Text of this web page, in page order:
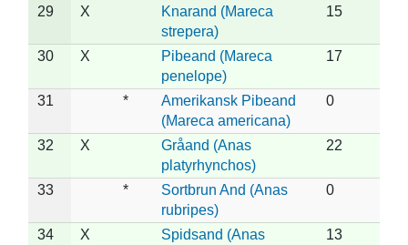
29 X
Knarand (Mareca
strepera)
15
30 X
Pibeand (Mareca
penelope)
17
31 *
Amerikansk Pibeand
(Mareca americana)
0
32 X
Gråand (Anas
platyrhynchos)
22
33 *
Sortbrun And (Anas
rubripes)
0
34 X
Spidsand (Anas
13